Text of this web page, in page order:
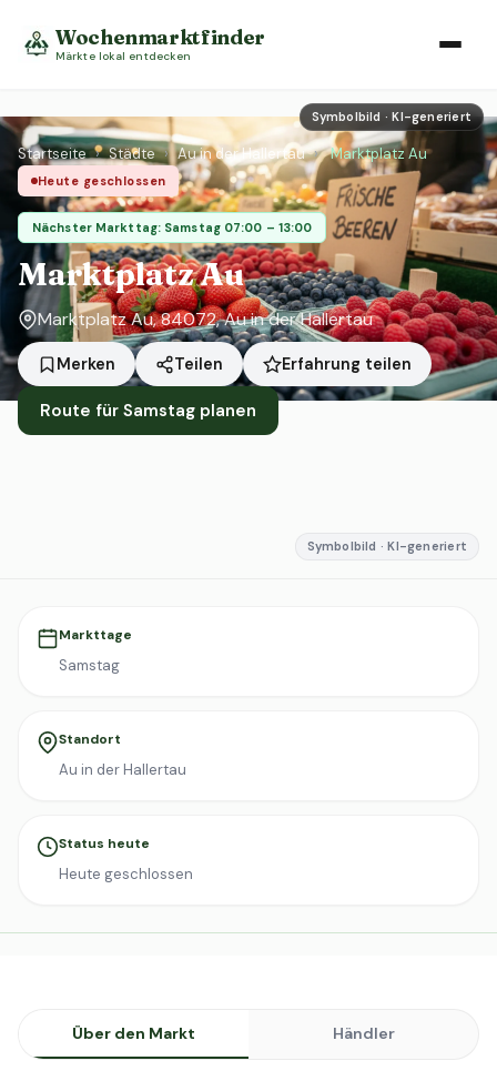
Wochenmarktfinder
Märkte lokal entdecken
Symbolbild · KI-generiert
Startseite › Städte › Au in der Hallertau › Marktplatz Au
Heute geschlossen
Nächster Markttag: Samstag 07:00 – 13:00
Marktplatz Au
Marktplatz Au, 84072, Au in der Hallertau
Merken Teilen Erfahrung teilen
Route für Samstag planen
Symbolbild · KI-generiert
Markttage
Samstag
Standort
Au in der Hallertau
Status heute
Heute geschlossen
Über den Markt Händler